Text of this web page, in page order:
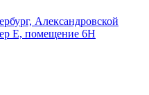
Александровской
Е, помещение 6Н